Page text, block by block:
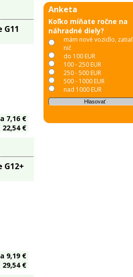
G11
7,16 €
22,54 €
G12+
9,19 €
29,54 €
Anketa
Koľko míňate ročne na
náhradné diely?
mám nové vozidlo, zatiaľ
nič
do 100 EUR
100 - 250 EUR
250 - 500 EUR
500 - 1000 EUR
nad 1000 EUR